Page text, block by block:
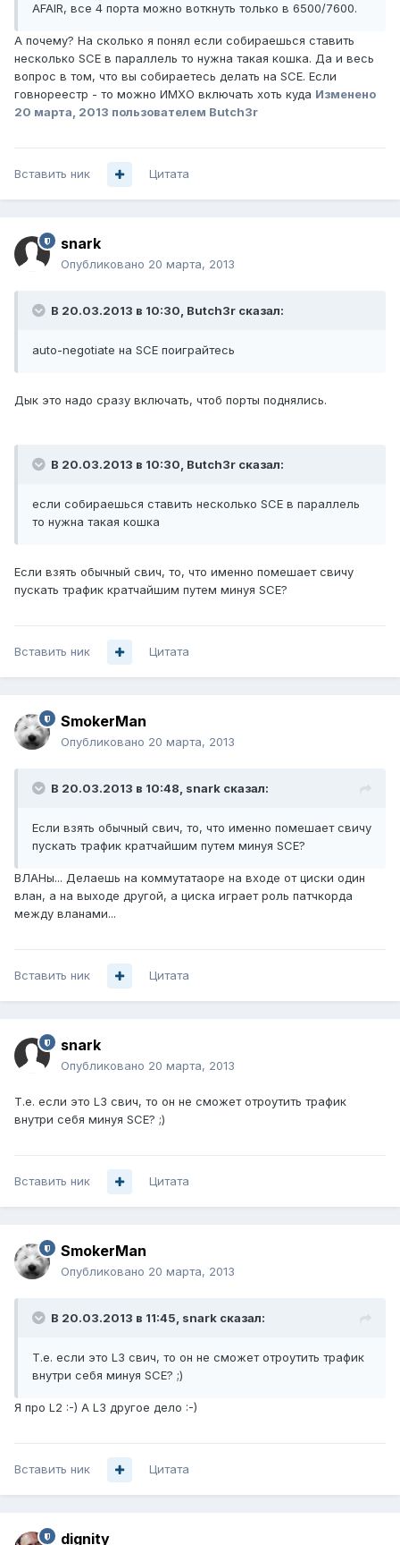
AFAIR, все 4 порта можно воткнуть только в 6500/7600.
А почему? На сколько я понял если собираешься ставить
несколько SCE в параллель то нужна такая кошка. Да и весь
вопрос в том, что вы собираетесь делать на SCE. Если
говнореестр - то можно ИМХО включать хоть куда Изменено
20 марта, 2013 пользователем Butch3r
Вставить ник Цитата
snark
Опубликовано 20 марта, 2013
В 20.03.2013 в 10:30, Butch3r сказал:
auto-negotiate на SCE поиграйтесь
Дык это надо сразу включать, чтоб порты поднялись.
В 20.03.2013 в 10:30, Butch3r сказал:
если собираешься ставить несколько SCE в параллель
то нужна такая кошка
Если взять обычный свич, то, что именно помешает свичу
пускать трафик кратчайшим путем минуя SCE?
Вставить ник Цитата
SmokerMan
Опубликовано 20 марта, 2013
В 20.03.2013 в 10:48, snark сказал:
Если взять обычный свич, то, что именно помешает свичу
пускать трафик кратчайшим путем минуя SCE?
ВЛАНы... Делаешь на коммутатаоре на входе от циски один
влан, а на выходе другой, а циска играет роль патчкорда
между вланами...
Вставить ник Цитата
snark
Опубликовано 20 марта, 2013
Т.е. если это L3 свич, то он не сможет отроутить трафик
внутри себя минуя SCE? ;)
Вставить ник Цитата
SmokerMan
Опубликовано 20 марта, 2013
В 20.03.2013 в 11:45, snark сказал:
Т.е. если это L3 свич, то он не сможет отроутить трафик
внутри себя минуя SCE? ;)
Я про L2 :-) А L3 другое дело :-)
Вставить ник Цитата
dignity